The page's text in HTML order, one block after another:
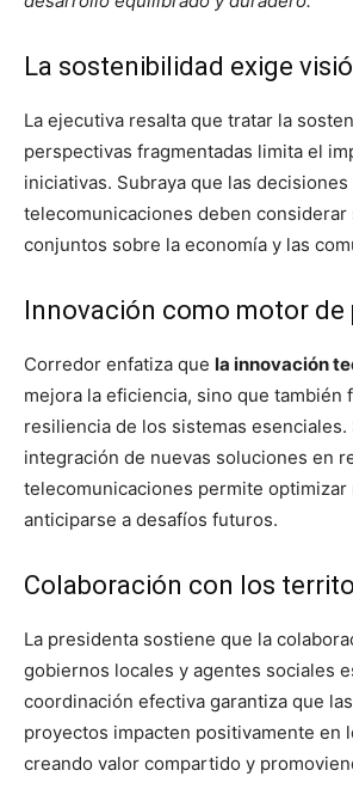
La sostenibilidad exige
La ejecutiva resalta que tratar la
perspectivas fragmentadas limita el
iniciativas. Subraya que las
telecomunicaciones deben considerar
conjuntos sobre la economía y las
Innovación como motor de
Corredor enfatiza que la innovación
mejora la eficiencia, sino que también
resiliencia de los sistemas esenciales.
integración de nuevas soluciones en
telecomunicaciones permite optimizar
anticiparse a desafíos futuros.
Colaboración con los
La presidenta sostiene que la
gobiernos locales y agentes sociales
coordinación efectiva garantiza que
proyectos impacten positivamente en
creando valor compartido y